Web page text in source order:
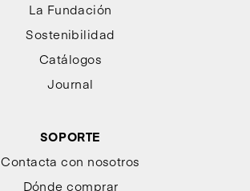
La Fundación
Sostenibilidad
Catálogos
Journal
SOPORTE
Contacta con nosotros
Dónde comprar